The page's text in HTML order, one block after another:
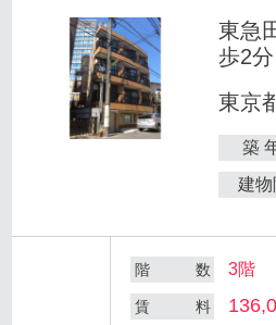
東急
歩2分
東京
築
建物
階 数 3階
賃 料